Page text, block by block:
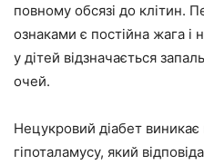
повному обсязі до клітин.
ознаками є постійна жага і
у дітей відзначається
очей.
Нецукровий діабет
гіпоталамусу, який